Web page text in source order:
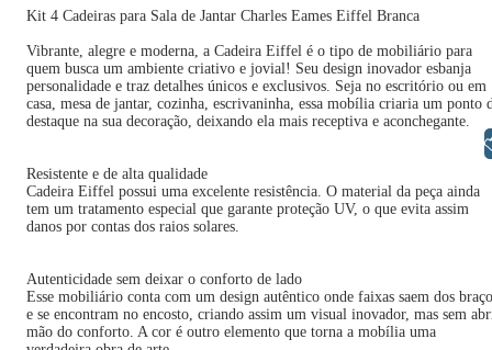
Kit 4 Cadeiras para Sala de Jantar Charles Eames Eiffel Branca
Vibrante, alegre e moderna, a Cadeira Eiffel é o tipo de mobiliário para
quem busca um ambiente criativo e jovial! Seu design inovador esbanja
personalidade e traz detalhes únicos e exclusivos. Seja no escritório ou em
casa, mesa de jantar, cozinha, escrivaninha, essa mobília criaria um ponto
destaque na sua decoração, deixando ela mais receptiva e aconchegante.
Resistente e de alta qualidade
Cadeira Eiffel possui uma excelente resistência. O material da peça ainda
tem um tratamento especial que garante proteção UV, o que evita assim
danos por contas dos raios solares.
Autenticidade sem deixar o conforto de lado
Esse mobiliário conta com um design autêntico onde faixas saem dos
e se encontram no encosto, criando assim um visual inovador, mas sem
mão do conforto. A cor é outro elemento que torna a mobília uma